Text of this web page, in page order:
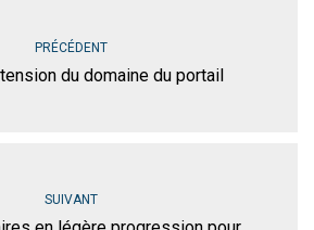
PRÉCÉDENT
du domaine du portail
SUIVANT